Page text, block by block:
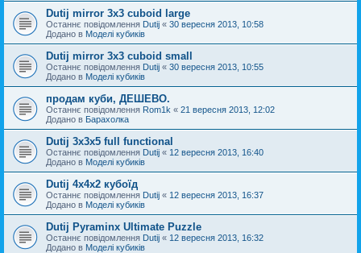
Dutij mirror 3x3 cuboid large
Останнє повідомлення Dutij « 30 вересня 2013, 10:58
Додано в Моделі кубиків
Dutij mirror 3х3 cuboid small
Останнє повідомлення Dutij « 30 вересня 2013, 10:55
Додано в Моделі кубиків
продам куби, ДЕШЕВО.
Останнє повідомлення Rom1k « 21 вересня 2013, 12:02
Додано в Барахолка
Dutij 3х3х5 full functional
Останнє повідомлення Dutij « 12 вересня 2013, 16:40
Додано в Моделі кубиків
Dutij 4х4х2 кубоїд
Останнє повідомлення Dutij « 12 вересня 2013, 16:37
Додано в Моделі кубиків
Dutij Pyraminx Ultimate Puzzle
Останнє повідомлення Dutij « 12 вересня 2013, 16:32
Додано в Моделі кубиків